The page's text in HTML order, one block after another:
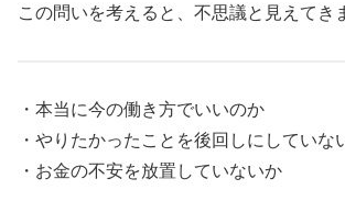
この問いを考えると、不思議と見えてき
・本当に今の働き方でいいのか
・やりたかったことを後回しにしていな
・お金の不安を放置していないか